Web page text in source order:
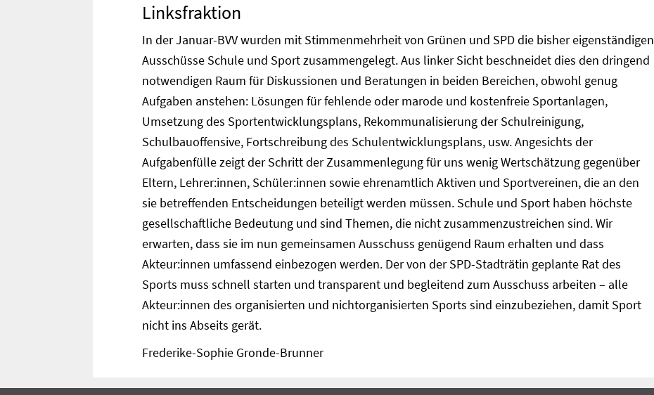
Linksfraktion
In der Januar-BVV wurden mit Stimmenmehrheit von Grünen und SPD die bisher eigenständigen
Ausschüsse Schule und Sport zusammengelegt. Aus linker Sicht beschneidet dies den dringend
notwendigen Raum für Diskussionen und Beratungen in beiden Bereichen, obwohl genug
Aufgaben anstehen: Lösungen für fehlende oder marode und kostenfreie Sportanlagen,
Umsetzung des Sportentwicklungsplans, Rekommunalisierung der Schulreinigung,
Schulbauoffensive, Fortschreibung des Schulentwicklungsplans, usw. Angesichts der
Aufgabenfülle zeigt der Schritt der Zusammenlegung für uns wenig Wertschätzung gegenüber
Eltern, Lehrer:innen, Schüler:innen sowie ehrenamtlich Aktiven und Sportvereinen, die an den
sie betreffenden Entscheidungen beteiligt werden müssen. Schule und Sport haben höchste
gesellschaftliche Bedeutung und sind Themen, die nicht zusammenzustreichen sind. Wir
erwarten, dass sie im nun gemeinsamen Ausschuss genügend Raum erhalten und dass
Akteur:innen umfassend einbezogen werden. Der von der SPD-Stadträtin geplante Rat des
Sports muss schnell starten und transparent und begleitend zum Ausschuss arbeiten – alle
Akteur:innen des organisierten und nichtorganisierten Sports sind einzubeziehen, damit Sport
nicht ins Abseits gerät.
Frederike-Sophie Gronde-Brunner